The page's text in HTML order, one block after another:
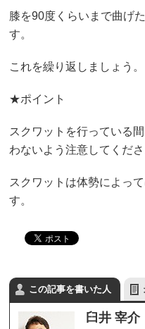
膝を90度くらいまで曲げ
す。
これを繰り返しましょう。
★ポイント
スクワットを行っている
わないよう注意してくださ
スクワットは体勢によっ
す。
この記事を書いた人
臼井 宰介